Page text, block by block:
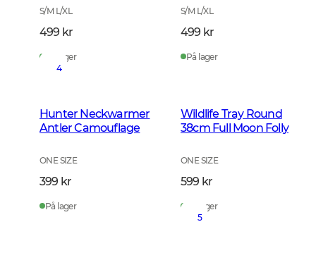
S/M L/XL
499 kr
På lager
S/M L/XL
499 kr
På lager
4
Hunter Neckwarmer
Antler Camouflage
ONE SIZE
399 kr
På lager
Wildlife Tray Round
38cm Full Moon Folly
ONE SIZE
599 kr
På lager
5